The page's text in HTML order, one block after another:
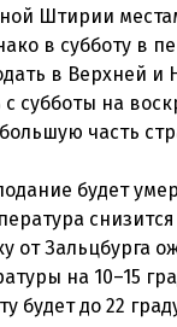
Штирии
в субботу в
в Верхней
субботы на
часть
будет
от Зальцбурга
на 10–15
будет до 22